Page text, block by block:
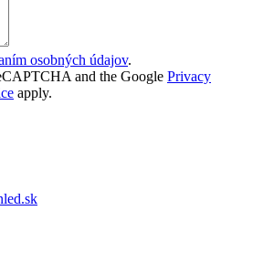
osobných údajov.
and the Google Privacy
apply.